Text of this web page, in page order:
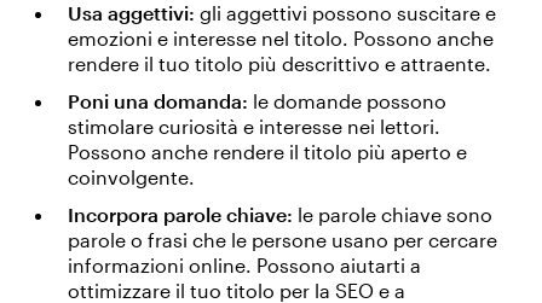
Usa aggettivi: gli aggettivi possono suscitare e
emozioni e interesse nel titolo. Possono anche
rendere il tuo titolo più descrittivo e attraente.
Poni una domanda: le domande possono
stimolare curiosità e interesse nei lettori.
Possono anche rendere il titolo più aperto e
coinvolgente.
Incorpora parole chiave: le parole chiave sono
parole o frasi che le persone usano per cercare
informazioni online. Possono aiutarti a
ottimizzare il tuo titolo per la SEO e a